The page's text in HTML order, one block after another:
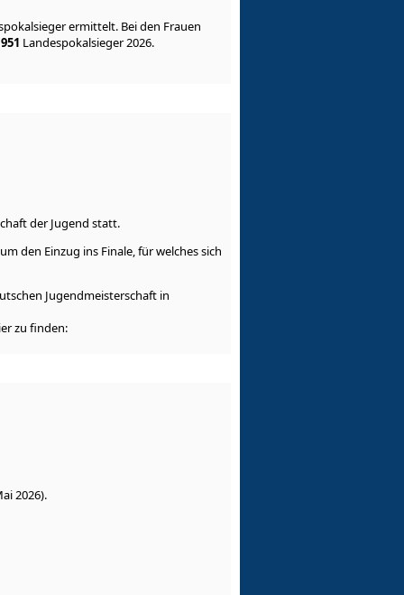
ermittelt. Bei den Frauen
Landespokalsieger 2026.
der Jugend statt.
den Einzug ins Finale, für welches sich
Jugendmeisterschaft in
zu finden:
2026).